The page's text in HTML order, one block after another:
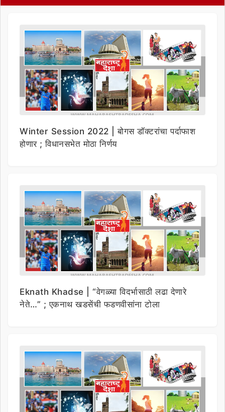
Winter Session 2022 | बोगस डॉक्टरांचा पर्दाफाश
होणार ; विधानसभेत मोठा निर्णय
Eknath Khadse | “वेगळ्या विदर्भासाठी लढा देणारे
नेते…” ; एकनाथ खडसेंची फडणवीसांना टोला